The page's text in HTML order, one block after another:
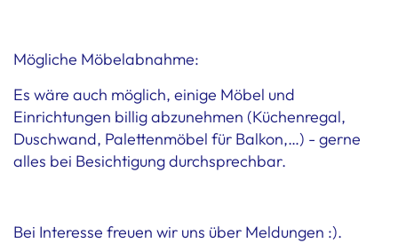
Mögliche Möbelabnahme:
Es wäre auch möglich, einige Möbel und
Einrichtungen billig abzunehmen (Küchenregal,
Duschwand, Palettenmöbel für Balkon,…) - gerne
alles bei Besichtigung durchsprechbar.
Bei Interesse freuen wir uns über Meldungen :).